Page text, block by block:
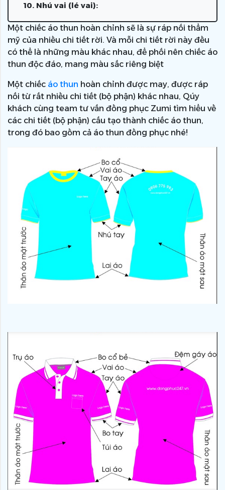
10. Nhú vai (lé vai):
Một chiếc áo thun hoàn chỉnh sẽ là sự ráp nối thẩm
mỹ của nhiều chi tiết rời. Và mỗi chi tiết rời này đều
có thể là những màu khác nhau, để phối nên chiếc áo
thun độc đáo, mang màu sắc riêng biệt
Một chiếc áo thun hoàn chỉnh được may, được ráp
nối từ rất nhiều chi tiết (bộ phận) khác nhau, Qúy
khách cùng team tư vấn đồng phục Zumi tìm hiểu về
các chi tiết (bộ phận) cấu tạo thành chiếc áo thun,
trong đó bao gồm cả áo thun đồng phục nhé!